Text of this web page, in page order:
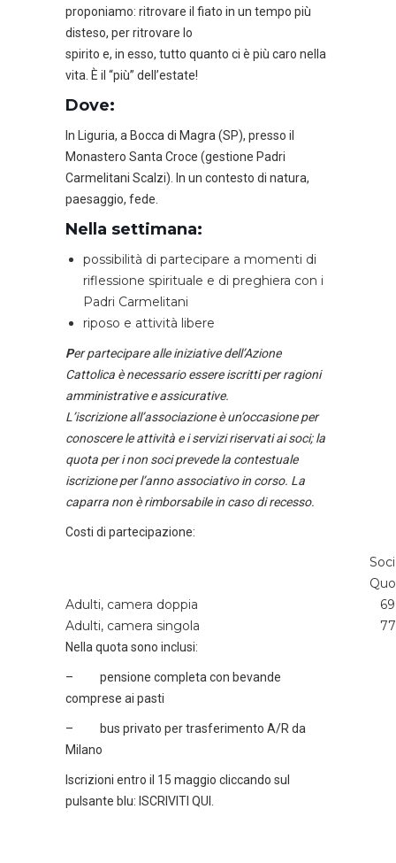
proponiamo: ritrovare il fiato in un tempo più
disteso, per ritrovare lo
spirito e, in esso, tutto quanto ci è più caro nella
vita. È il “più” dell’estate!
Dove:
In Liguria, a Bocca di Magra (SP), presso il
Monastero Santa Croce (gestione Padri
Carmelitani Scalzi). In un contesto di natura,
paesaggio, fede.
Nella settimana:
possibilità di partecipare a momenti di
riflessione spirituale e di preghiera con i
Padri Carmelitani
riposo e attività libere
Per partecipare alle iniziative dell’Azione
Cattolica è necessario essere iscritti per ragioni
amministrative e assicurative.
L’iscrizione all’associazione è un’occasione per
conoscere le attività e i servizi riservati ai soci; la
quota per i non soci prevede la contestuale
iscrizione per l’anno associativo in corso. La
caparra non è rimborsabile in caso di recesso.
Costi di partecipazione:
Adulti, camera doppia
Adulti, camera singola
Nella quota sono inclusi:
– pensione completa con bevande
comprese ai pasti
–
bus privato per trasferimento A/R da
Milano
Iscrizioni entro il 15 maggio cliccando sul
pulsante blu: ISCRIVITI QUI.